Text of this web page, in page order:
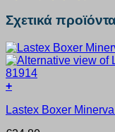
Σχετικά
+
το
Lastex Boxer Minerva